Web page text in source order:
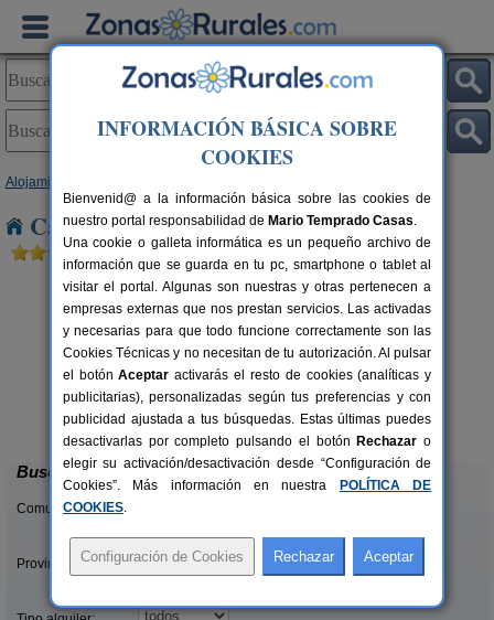
Alojamientos
Casas Rurales cerca de Villapadierna
8+1 pers.
desde27 €
Complejo Rural Aguas Frías
La Omañuela (León)
Buscar
Comunidades:
Provincias/Islas:
INFORMACIÓN BÁSICA SOBRE
COOKIES
Bienvenid@ a la información básica sobre las cookies de
nuestro portal responsabilidad de Mario Temprado Casas.
Una cookie o galleta informática es un pequeño archivo de
información que se guarda en tu pc, smartphone o tablet al
visitar el portal. Algunas son nuestras y otras pertenecen a
empresas externas que nos prestan servicios. Las activadas
y necesarias para que todo funcione correctamente son las
Cookies Técnicas y no necesitan de tu autorización. Al pulsar
el botónAceptar activarás el resto de cookies (analíticas y
publicitarias), personalizadas según tus preferencias y con
publicidad ajustada a tus búsquedas. Estas últimas puedes
desactivarlas por completo pulsando el botón Rechazar o
elegir su activación/desactivación desde “Configuración de
Cookies”. Más información en nuestra
POLÍTICA DE
COOKIES.